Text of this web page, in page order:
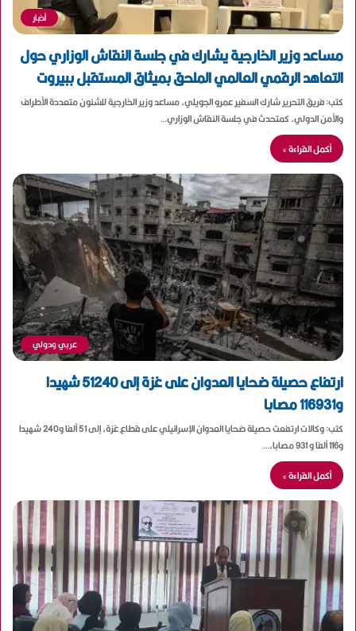
أخبار
مساعد وزير الخارجية يشارك في جلسة النقاش الوزاري حول
التعاهد الرقمي العالمي الملحق بميثاق المستقبل ببيروت
كتب: فريق التحرير شارك السفير عمرو الجويلي، مساعد وزير الخارجية للشئون متعددة الأطراف
والأمن الدولي، كمتحدث في جلسة النقاش الوزاري…
أكمل القراءة »
عربي ودولي
ارتفاع حصيلة ضحايا العدوان على غزة إلى 51240 شهيدا
و116931 مصابا
كتب: وكالات ارتفعت حصيلة ضحايا العدوان الإسرائيلي على قطاع غزة، إلى 51 ألفا و240 شهيدا
و116 ألفا و 931 مصابا،…
أكمل القراءة »